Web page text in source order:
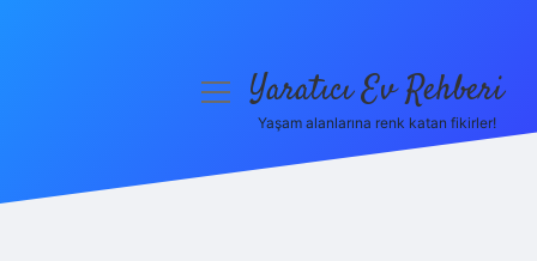
menüyüYaratıcı Ev Rehberi
Yaşam alanlarına renk katan fikirler!